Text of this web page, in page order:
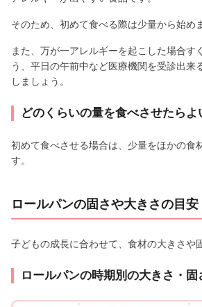
そのため、初めて食べる際は少量から始め
また、万が一アレルギーを起こした場合す
う、平日の午前中など医療機関を受診出来
しましょう。
どのくらいの量を食べさせたらよ
初めて食べさせる場合は、少量をほかの食
す。
ロールパンの固さや大きさの目安
子どもの成長に合わせて、食材の大きさや
ロールパンの時期別の大きさ・固